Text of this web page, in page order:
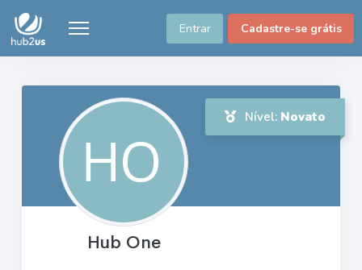
Entrar Cadastre-se grátis
Nível: Novato
Hub One